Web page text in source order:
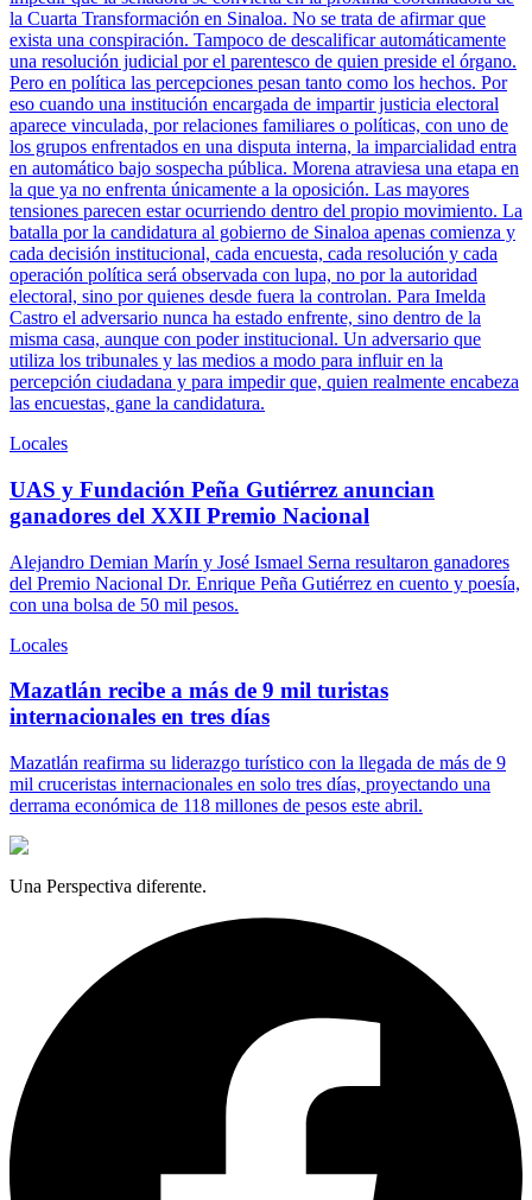
la Cuarta Transformación en Sinaloa. No se trata de afirmar que
exista una conspiración. Tampoco de descalificar automáticamente
una resolución judicial por el parentesco de quien preside el órgano.
Pero en política las percepciones pesan tanto como los hechos. Por
eso cuando una institución encargada de impartir justicia electoral
aparece vinculada, por relaciones familiares o políticas, con uno de
los grupos enfrentados en una disputa interna, la imparcialidad entra
en automático bajo sospecha pública. Morena atraviesa una etapa en
la que ya no enfrenta únicamente a la oposición. Las mayores
tensiones parecen estar ocurriendo dentro del propio movimiento. La
batalla por la candidatura al gobierno de Sinaloa apenas comienza y
cada decisión institucional, cada encuesta, cada resolución y cada
operación política será observada con lupa, no por la autoridad
electoral, sino por quienes desde fuera la controlan. Para Imelda
Castro el adversario nunca ha estado enfrente, sino dentro de la
misma casa, aunque con poder institucional. Un adversario que
utiliza los tribunales y las medios a modo para influir en la
percepción ciudadana y para impedir que, quien realmente encabeza
las encuestas, gane la candidatura.
Locales
UAS y Fundación Peña Gutiérrez anuncian
ganadores del XXII Premio Nacional
Alejandro Demian Marín y José Ismael Serna resultaron ganadores
del Premio Nacional Dr. Enrique Peña Gutiérrez en cuento y poesía,
con una bolsa de 50 mil pesos.
Locales
Mazatlán recibe a más de 9 mil turistas
internacionales en tres días
Mazatlán reafirma su liderazgo turístico con la llegada de más de 9
mil cruceristas internacionales en solo tres días, proyectando una
derrama económica de 118 millones de pesos este abril.
Una Perspectiva diferente.